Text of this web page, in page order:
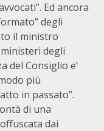
Ed ancora
degli
il ministro
degli
del Consiglio e’
più
in passato”.
di una
dai